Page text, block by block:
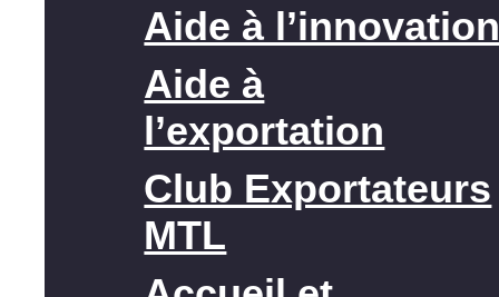
Aide à
Aide à
l’exportation
Club Exportateurs
MTL